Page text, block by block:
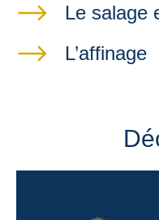
Le salage
L’affinage